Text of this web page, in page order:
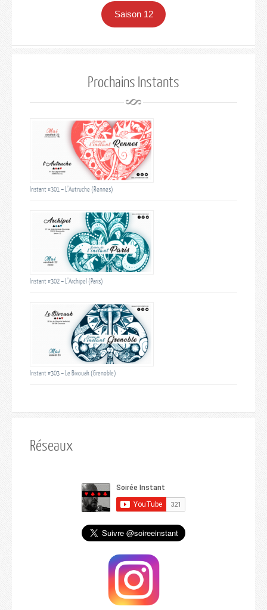
Saison 12
Prochains Instants
Instant #301 – L’Autruche (Rennes)
Instant #302 – L’Archipel (Paris)
Instant #303 – Le Bivouak (Grenoble)
Réseaux